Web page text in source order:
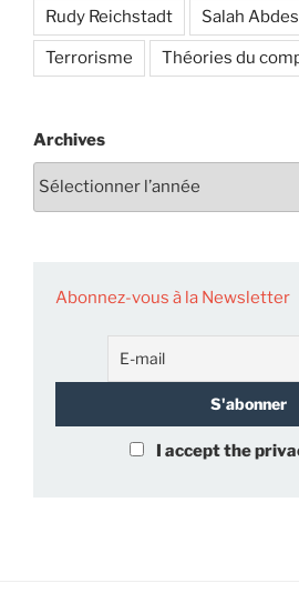
Rudy Reichstadt Salah
Terrorisme Théories du
Archives
Abonnez-vous à la Newsletter
I accept the